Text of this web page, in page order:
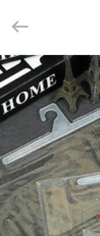
집
제
우
리
에
PRODUCTS
SUPPLIES
MANUFACTURING
Rights
Reserved.
Developed
by
ECER